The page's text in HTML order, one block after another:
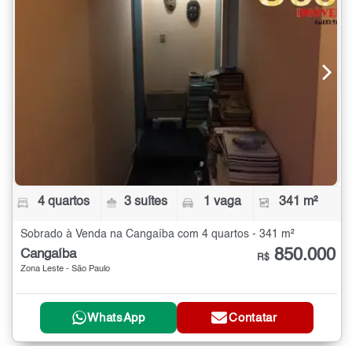
4 quartos 3 suítes 1 vaga 341 m²
Sobrado à Venda na Cangaíba com 4 quartos - 341 m²
Cangaíba
Zona Leste - São Paulo
R$ 850.000
WhatsApp Contatar